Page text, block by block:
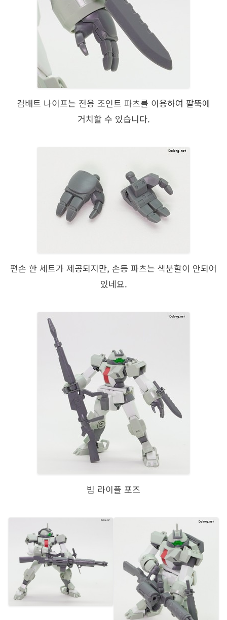
컴배트 나이프는 전용 조인트 파츠를 이용하여 팔뚝에
거치할 수 있습니다.
편손 한 세트가 제공되지만, 손등 파츠는 색분할이 안되어
있네요.
빔 라이플 포즈